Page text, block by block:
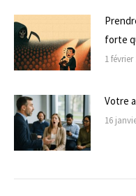
forte
1 février
Votre
16